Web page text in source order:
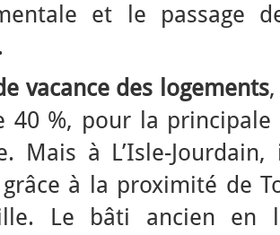
et le passage
vacance des logements
40 %, pour la principale
Mais à L’Isle-
à la proximité de
Le bâti ancien en